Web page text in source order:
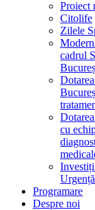
Proiect
Citolife
Zilele
cadrul
cu
Programare
Despre noi